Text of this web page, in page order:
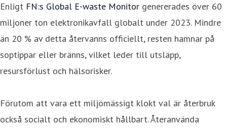
Enligt FN:s Global E-waste Monitor genererades över 60
miljoner ton elektronikavfall globalt under 2023. Mindre
än 20 % av detta återvanns officiellt, resten hamnar på
soptippar eller bränns, vilket leder till utsläpp,
resursförlust och hälsorisker.
Förutom att vara ett miljömässigt klokt val är återbruk
också socialt och ekonomiskt hållbart. Återanvända